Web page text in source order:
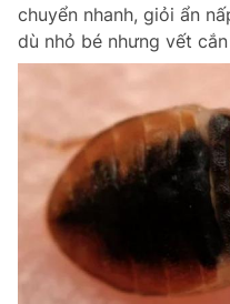
Đọc Thanh Niên trên
Theo dõi báo trên
Hotline
0906 645 777
chuyển nhanh, giỏi ẩn
dù nhỏ bé nhưng vết